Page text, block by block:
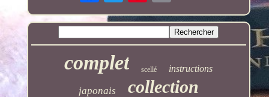
complet scellé instructions
japonais collection